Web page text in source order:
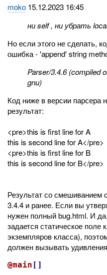
moko 15.12.2023 16:45
ни self , ни убрать
Но если этого не сделать,
ошибка - 'append' string
Parser/3.4.6 (compiled
gnu)
Код ниже в версии парсера
результат:
<pre>this is first line for A
this is second line for A</pre>
<pre>this is first line for B
this is second line for B</pre>
Результат со смешиванием
3.4.4 и ранее. Если вы
нужен полный bug.html. И
задается статическое
экземпляров класса),
должен вызывать
@main []